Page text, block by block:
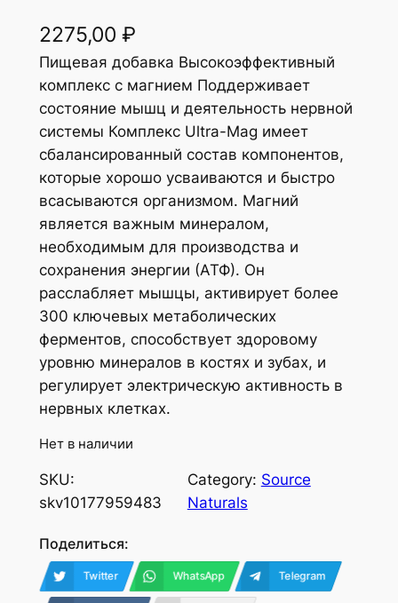
2275,00 ₽
Пищевая добавка Высокоэффективный
комплекс с магнием Поддерживает
состояние мышц и деятельность нервной
системы Комплекс Ultra-Mag имеет
сбалансированный состав компонентов,
которые хорошо усваиваются и быстро
всасываются организмом. Магний
является важным минералом,
необходимым для производства и
сохранения энергии (АТФ). Он
расслабляет мышцы, активирует более
300 ключевых метаболических
ферментов, способствует здоровому
уровню минералов в костях и зубах, и
регулирует электрическую активность в
нервных клетках.
Нет в наличии
SKU:
skv10177959483
Category: Source
Naturals
Поделиться:
Twitter WhatsApp Telegram